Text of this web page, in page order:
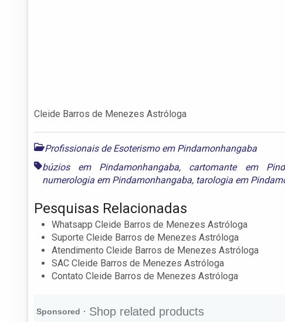
Cleide Barros de Menezes Astróloga
Profissionais de Esoterismo em Pindamonhangaba
búzios em Pindamonhangaba, cartomante em
numerologia em Pindamonhangaba, tarologia em
Pesquisas Relacionadas
Whatsapp Cleide Barros de Menezes Astróloga
Suporte Cleide Barros de Menezes Astróloga
Atendimento Cleide Barros de Menezes Astróloga
SAC Cleide Barros de Menezes Astróloga
Contato Cleide Barros de Menezes Astróloga